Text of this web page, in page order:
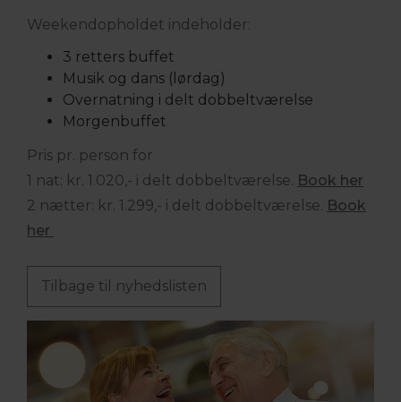
Weekendopholdet indeholder:
3 retters buffet
Musik og dans (lørdag)
Overnatning i delt dobbeltværelse
Morgenbuffet
Pris pr. person for
1 nat: kr. 1.020,- i delt dobbeltværelse. Book her
2 nætter: kr. 1.299,- i delt dobbeltværelse. Book
her
Tilbage til nyhedslisten